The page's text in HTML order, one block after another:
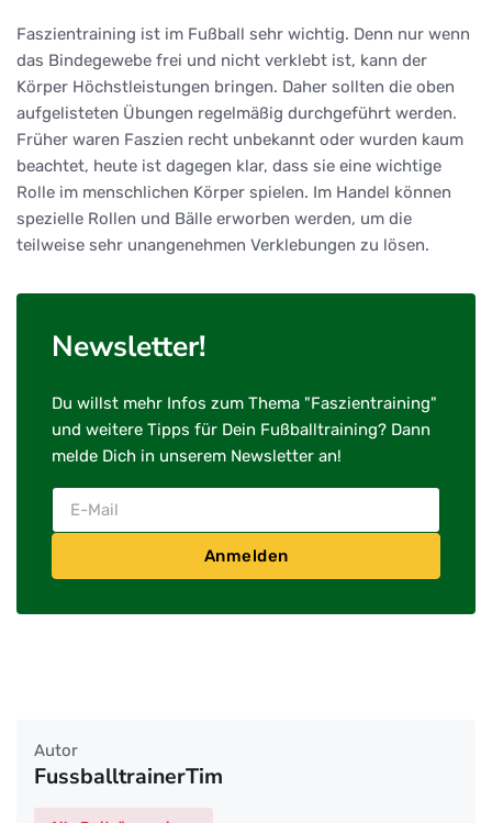
Faszientraining ist im Fußball sehr wichtig. Denn nur wenn
das Bindegewebe frei und nicht verklebt ist, kann der
Körper Höchstleistungen bringen. Daher sollten die oben
aufgelisteten Übungen regelmäßig durchgeführt werden.
Früher waren Faszien recht unbekannt oder wurden kaum
beachtet, heute ist dagegen klar, dass sie eine wichtige
Rolle im menschlichen Körper spielen. Im Handel können
spezielle Rollen und Bälle erworben werden, um die
teilweise sehr unangenehmen Verklebungen zu lösen.
Newsletter!
Du willst mehr Infos zum Thema "Faszientraining"
und weitere Tipps für Dein Fußballtraining? Dann
melde Dich in unserem Newsletter an!
Anmelden
Autor
FussballtrainerTim